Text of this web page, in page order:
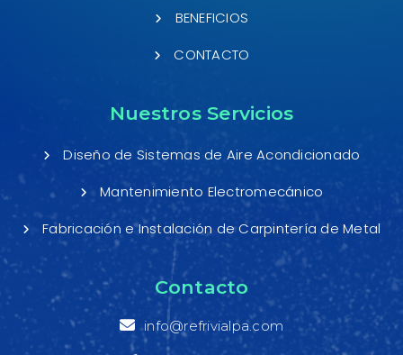
BENEFICIOS
CONTACTO
Nuestros Servicios
Diseño de Sistemas de Aire Acondicionado
Mantenimiento Electromecánico
Fabricación e Instalación de Carpintería de Metal
Contacto
info@refrivialpa.com